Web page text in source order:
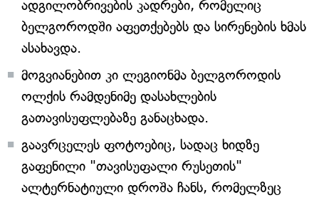
ადგილობრივების კადრები, რომელიც
ბელგოროდში აფეთქებებს და სირენების ხმას
ასახავდა.
მოგვიანებით კი ლეგიონმა ბელგოროდის
ოლქის რამდენიმე დასახლების
გათავისუფლებაზე განაცხადა.
გაავრცელეს ფოტოებიც, სადაც ხიდზე
გაფენილი "თავისუფალი რუსეთის"
ალტერნატიული დროშა ჩანს, რომელზეც